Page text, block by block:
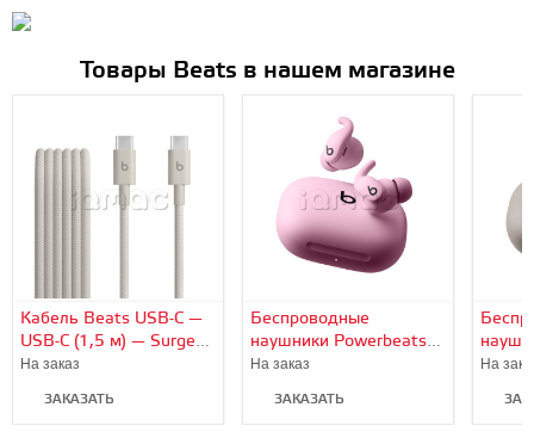
Товары Beats в нашем магазине
Кабель Beats USB-C —
USB-C (1,5 м) — Surge
Stone
На заказ
ЗАКАЗАТЬ
Беспроводные
наушники Powerbeats
Fit (Power Pink)
На заказ
ЗАКАЗАТЬ
наушники
Fit
На